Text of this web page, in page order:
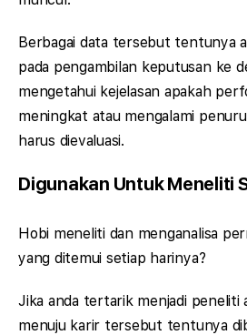
Berbagai data tersebut tentunya
pada pengambilan keputusan ke
mengetahui kejelasan apakah
meningkat atau mengalami
harus dievaluasi.
Digunakan Untuk Meneliti
Hobi meneliti dan menganalisa
yang ditemui setiap harinya?
Jika anda tertarik menjadi peneliti
menuju karir tersebut tentunya